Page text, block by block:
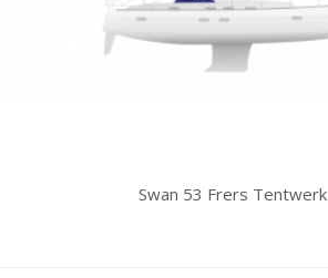
Swan 53 Frers Tentwerk